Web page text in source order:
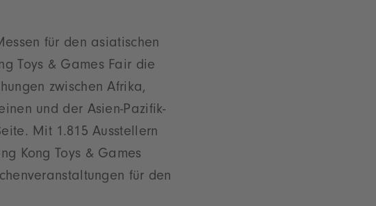
für den asiatischen
Toys & Games Fair die
zwischen Afrika,
und der Asien-Pazifik-
Mit 1.815 Ausstellern
Kong Toys & Games
für den